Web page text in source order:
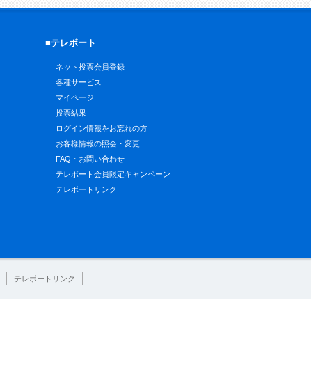
■テレボート
ネット投票会員登録
各種サービス
マイページ
投票結果
ログイン情報をお忘れの方
お客様情報の照会・変更
FAQ・お問い合わせ
テレボート会員限定キャンペーン
テレボートリンク
テレボートリンク